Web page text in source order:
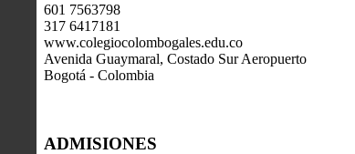
601 7563798
317 6417181
www.colegiocolombogales.edu.co
Avenida Guaymaral, Costado Sur Aeropuerto
Bogotá - Colombia
ADMISIONES